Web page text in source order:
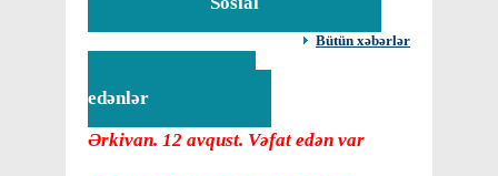
Bütün xəbərlər
edənlər
Ərkivan. 12 avqust. Vəfat edən var